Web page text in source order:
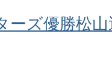
ーズ優勝松